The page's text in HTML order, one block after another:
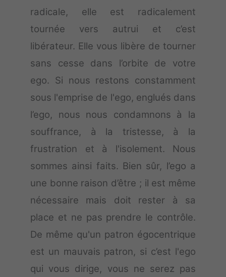
radicale, elle est radicalement
tournée vers autrui et c’est
libérateur. Elle vous libère de tourner
sans cesse dans l’orbite de votre
ego. Si nous restons constamment
sous l'emprise de l'ego, englués dans
l’ego, nous nous condamnons à la
souffrance, à la tristesse, à la
frustration et à l'isolement. Nous
sommes ainsi faits. Bien sûr, l’ego a
une bonne raison d’être ; il est même
nécessaire mais doit rester à sa
place et ne pas prendre le contrôle.
De même qu'un patron égocentrique
est un mauvais patron, si c’est l'ego
qui vous dirige, vous ne serez pas